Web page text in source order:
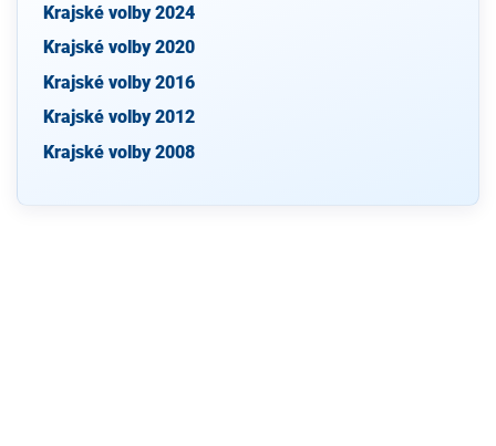
Krajské volby 2024
Krajské volby 2020
Krajské volby 2016
Krajské volby 2012
Krajské volby 2008